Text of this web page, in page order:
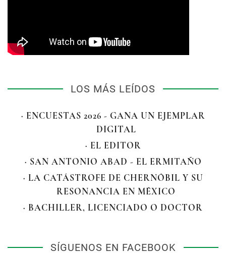
LOS MÁS LEÍDOS
· ENCUESTAS 2026 - GANA UN EJEMPLAR
DIGITAL
· EL EDITOR
· SAN ANTONIO ABAD - EL ERMITAÑO
· LA CATÁSTROFE DE CHERNÓBIL Y SU
RESONANCIA EN MÉXICO
· BACHILLER, LICENCIADO O DOCTOR
SÍGUENOS EN FACEBOOK